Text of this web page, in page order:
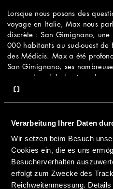
Verarbeitung Ihrer Daten
Wir setzen beim Besuch
Cookies ein, die es uns
Besucherverhalten
erfolgt zum Zwecke des
Reichweitenmessung.
Lorsque nous posons des
voyage en Italie, Max nous
discrète : San Gimignano,
000 habitants au sud-ouest de
des Médicis. Max a été
San Gimignano, ses
conservées, à la hauteur
patriciennes rivales avaient
pouvoir il y a plusieurs siècles,
« La présence des nombreux
encore aujourd’hui, ressentir
ville. La région avec ses
unique ». Astuce de Max pour
Gimignano ? « Tôt le matin
presque vides - nous avons